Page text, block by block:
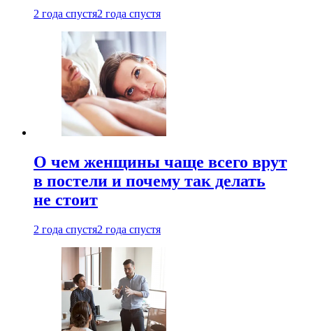
2 года спустя2 года спустя
О чем женщины чаще всего врут
в постели и почему так делать
не стоит
2 года спустя2 года спустя